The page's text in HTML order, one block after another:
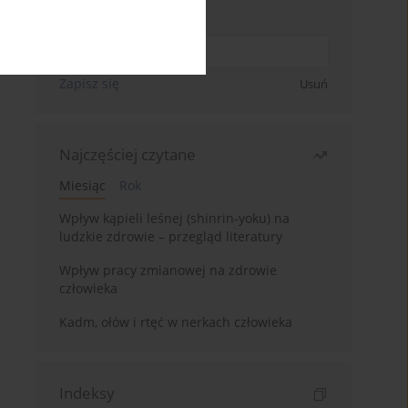
Zapisz się Usuń
Najczęściej czytane
Miesiąc
Rok
Wpływ kąpieli leśnej (shinrin-yoku) na
ludzkie zdrowie – przegląd literatury
Wpływ pracy zmianowej na zdrowie
człowieka
Kadm, ołów i rtęć w nerkach człowieka
Indeksy